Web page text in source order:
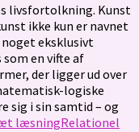
livsfortolkning. Kunst
ikke kun er navnet
eksklusivt
en vifte af
der ligger ud over
logiske
sig i sin samtid – og
læsningRelationel